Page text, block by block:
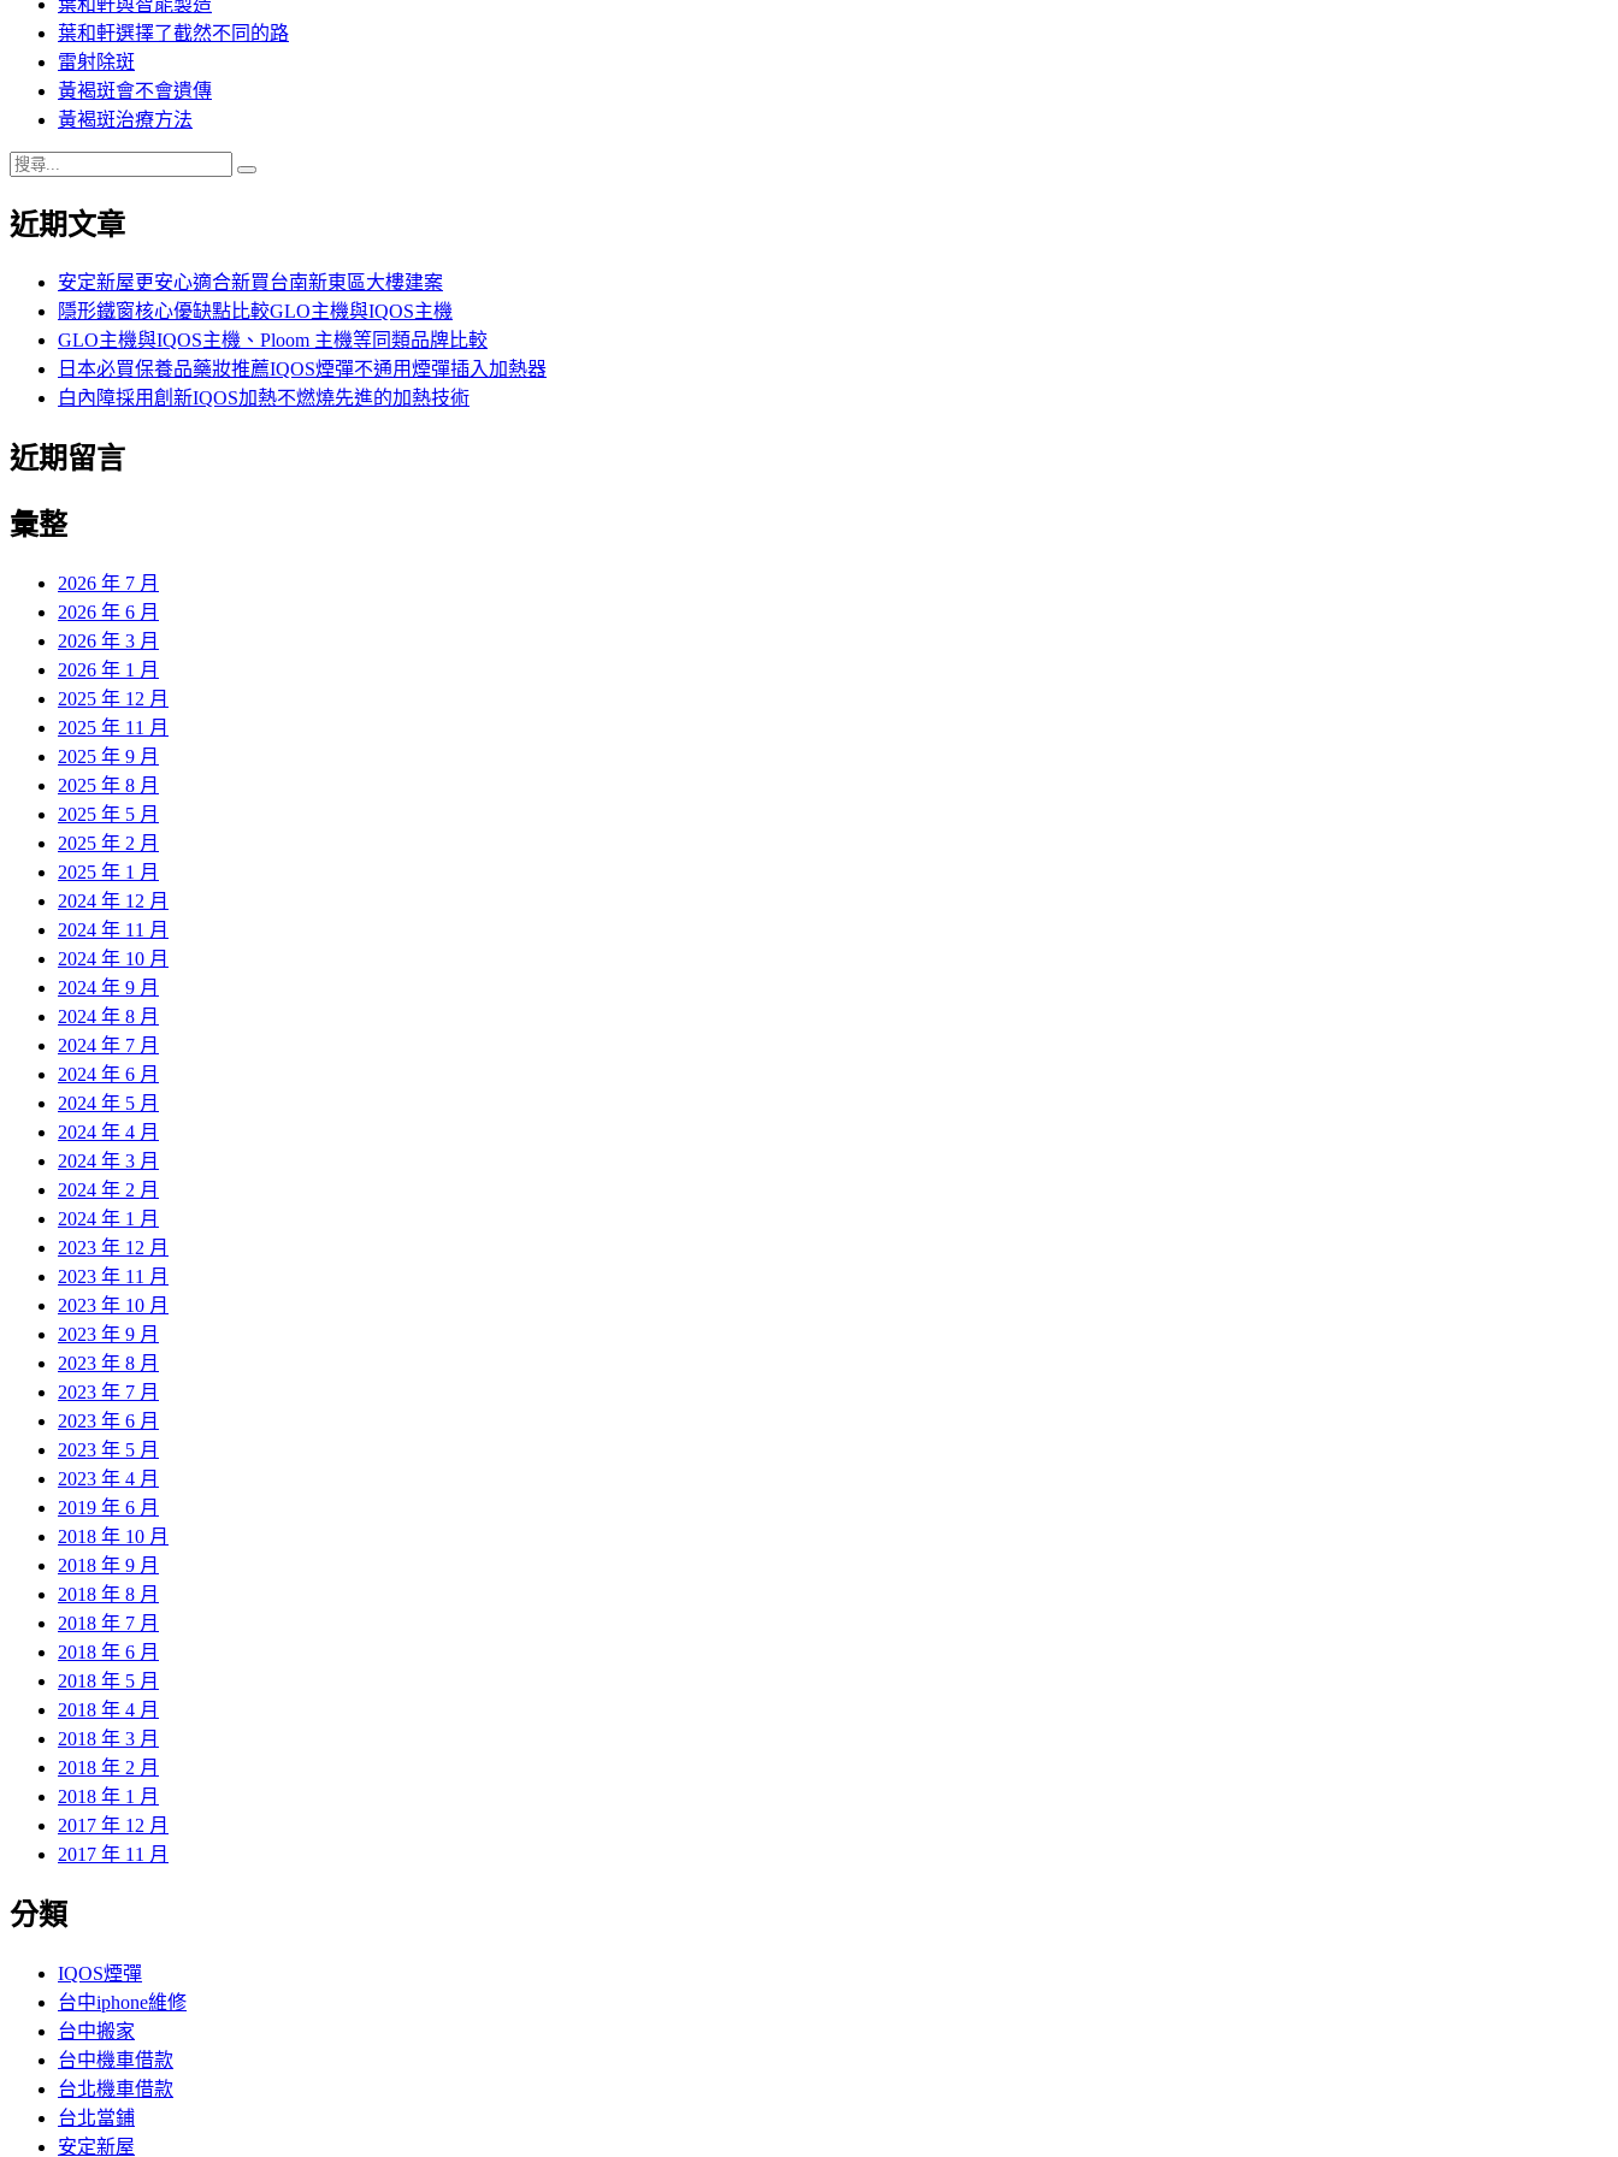
葉和軒選擇了截然不同的路
雷射除斑
黃褐斑會不會遺傳
黃褐斑治療方法
搜
關
近期文章
安定新屋更安心適合新買台南新東區大樓建案
隱形鐵窗核心優缺點比較GLO主機與IQOS主機
GLO主機與IQOS主機、Ploom 主機等同類品牌比較
日本必買保養品藥妝推薦IQOS煙彈不通用煙彈插入加熱器
白內障採用創新IQOS加熱不燃燒先進的加熱技術
近期留言
彙整
2026 年 7 月
2026 年 6 月
2026 年 3 月
2026 年 1 月
2025 年 12 月
2025 年 11 月
2025 年 9 月
2025 年 8 月
2025 年 5 月
2025 年 2 月
2025 年 1 月
2024 年 12 月
2024 年 11 月
2024 年 10 月
2024 年 9 月
2024 年 8 月
2024 年 7 月
2024 年 6 月
2024 年 5 月
2024 年 4 月
2024 年 3 月
2024 年 2 月
2024 年 1 月
2023 年 12 月
2023 年 11 月
2023 年 10 月
2023 年 9 月
2023 年 8 月
2023 年 7 月
2023 年 6 月
2023 年 5 月
2023 年 4 月
2019 年 6 月
2018 年 10 月
2018 年 9 月
2018 年 8 月
2018 年 7 月
2018 年 6 月
2018 年 5 月
2018 年 4 月
2018 年 3 月
2018 年 2 月
2018 年 1 月
2017 年 12 月
2017 年 11 月
分類
IQOS煙彈
台中iphone維修
台中搬家
台中機車借款
台北機車借款
台北當鋪
安定新屋